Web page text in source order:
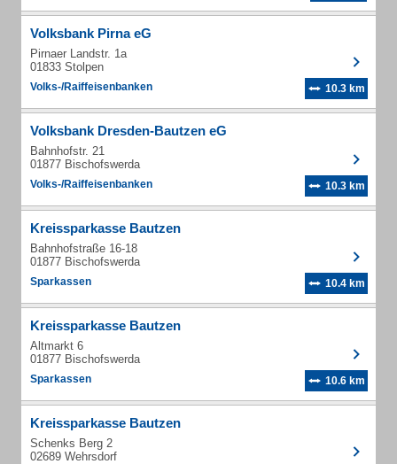
Volksbank Pirna eG
Pirnaer Landstr. 1a
01833 Stolpen
Volks-/Raiffeisenbanken 10.3 km
Volksbank Dresden-Bautzen eG
Bahnhofstr. 21
01877 Bischofswerda
Volks-/Raiffeisenbanken 10.3 km
Kreissparkasse Bautzen
Bahnhofstraße 16-18
01877 Bischofswerda
Sparkassen 10.4 km
Kreissparkasse Bautzen
Altmarkt 6
01877 Bischofswerda
Sparkassen 10.6 km
Kreissparkasse Bautzen
Schenks Berg 2
02689 Wehrsdorf